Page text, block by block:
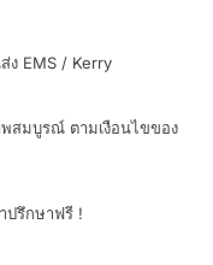
ง EMS / Kerry
สมบูรณ์ ตามเงือนไขของ
ปรึกษาฟรี !